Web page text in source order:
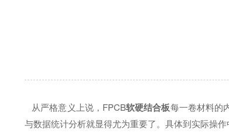
从严格意义上说，FPCB软硬结合板每一卷材料的
与数据统计分析就显得尤为重要了。具体到实际操